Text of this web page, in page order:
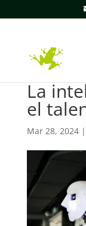
La
el
Mar 28, 2024|